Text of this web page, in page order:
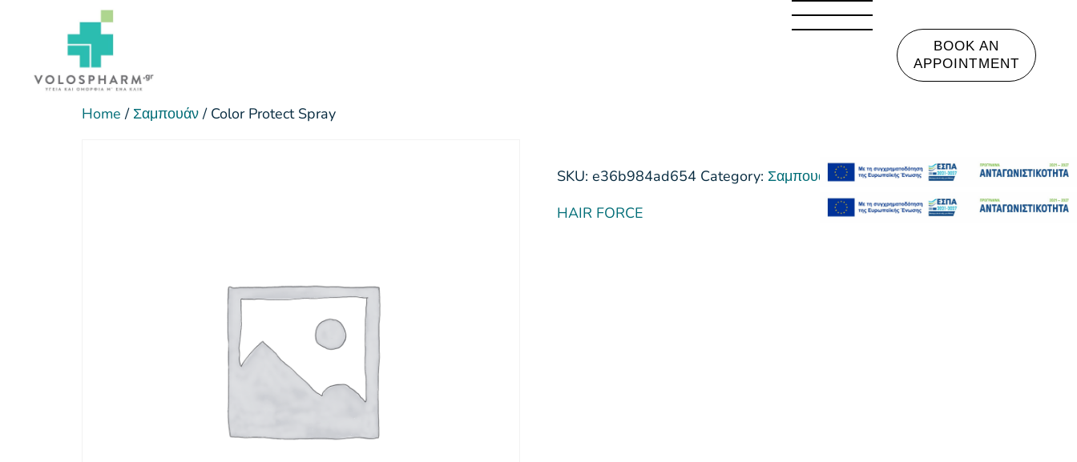
BOOK AN
APPOINTMENT
Home / Σαμπουάν/ Color Protect Spray
SKU: e36b984ad654 Category: Σαμπουάν
HAIR FORCE